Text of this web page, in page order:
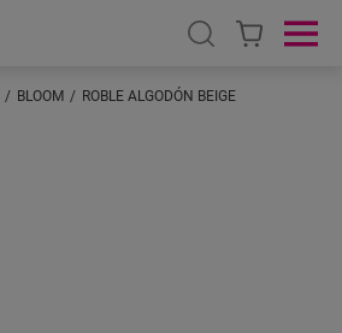
Open search
BLOOM ROBLE ALGODÓN BEIGE